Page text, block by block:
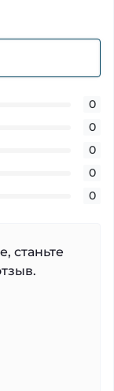
0
0
0
0
0
станьте